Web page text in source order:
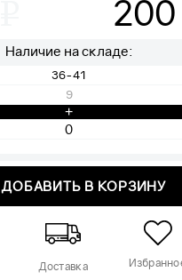
200
Наличие на складе:
36-41
9
+
ДОБАВИТЬ В КОРЗИНУ
Доставка